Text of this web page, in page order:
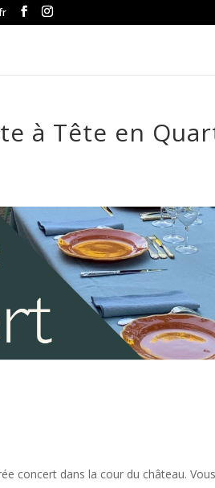
à Tête en
concert dans la cour du château.